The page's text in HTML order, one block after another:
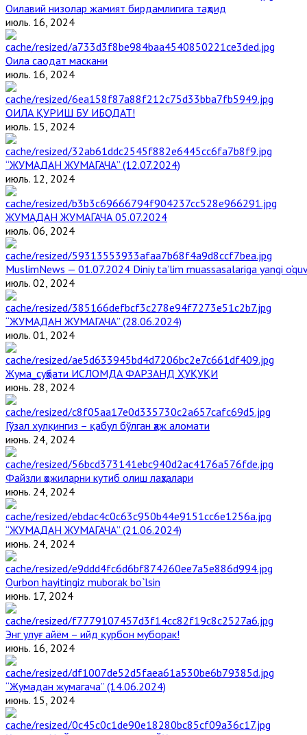
Оилавий низолар жамият бирдамлигига таҳдид
июль. 16, 2024
Оила саодат маскани
июль. 16, 2024
ОИЛА ҚУРИШ БУ ИБОДАТ!
июль. 15, 2024
“ЖУМАДАН ЖУМАГАЧА” (12.07.2024)
июль. 12, 2024
ЖУМАДАН ЖУМАГАЧА 05.07.2024
июль. 06, 2024
MuslimNews — 01.07.2024 Diniy ta’lim muassasalariga yangi
июль. 02, 2024
“ЖУМАДАН ЖУМАГАЧА” (28.06.2024)
июль. 01, 2024
Жума_суҳбати ИСЛОМДА ФАРЗАНД ҲУҚУҚИ
июнь. 28, 2024
Гўзал хулқингиз – қабул бўлган ҳаж аломати
июнь. 24, 2024
Файзли ҳожиларни кутиб олиш лаҳзалари
июнь. 24, 2024
“ЖУМАДАН ЖУМАГАЧА” (21.06.2024)
июнь. 24, 2024
Qurbon hayitingiz muborak bo`lsin
июнь. 17, 2024
Энг улуғ айём – ийд қурбон муборак!
июнь. 16, 2024
“Жумадан жумагача” (14.06.2024)
июнь. 15, 2024